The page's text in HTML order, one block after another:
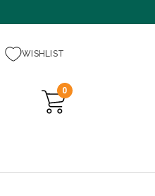
WISHLIST
0